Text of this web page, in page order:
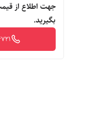
جهت اطلاع از
بگیرید.